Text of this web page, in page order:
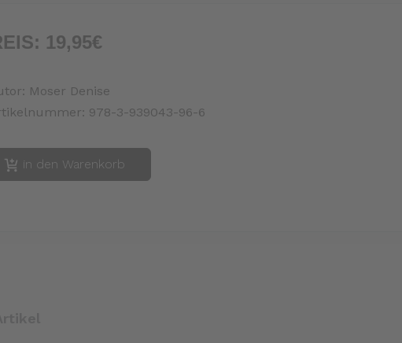
19,95€
Moser Denise
978-3-939043-96-6
in den Warenkorb